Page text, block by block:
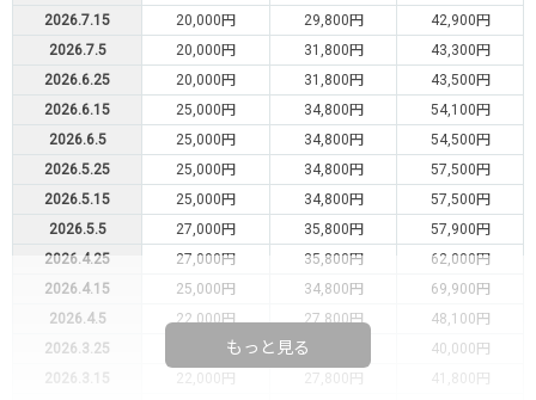
2026.7.15
20,000円 29,800円
42,900円
2026.7.5
20,000円 31,800円
43,300円
2026.6.25
20,000円 31,800円
43,500円
2026.6.15
25,000円 34,800円
54,100円
2026.6.5
25,000円 34,800円
54,500円
2026.5.25
25,000円 34,800円
57,500円
2026.5.15
25,000円 34,800円
57,500円
2026.5.5
27,000円 35,800円
57,900円
2026.4.25
27,000円 35,800円
62,000円
2026.4.15
25,000円 34,800円
69,900円
2026.4.5
22,000円 27,800円
48,100円
2026.3.25
22,000円 27,800円
40,000円
2026.3.15
22,000円 27,800円
41,800円
もっと見る